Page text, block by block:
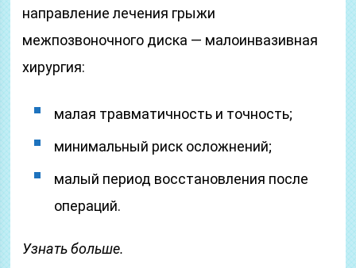
направление лечения грыжи
межпозвоночного диска — малоинвазивная
хирургия:
малая травматичность и точность;
минимальный риск осложнений;
малый период восстановления после
операций.
Узнать больше.